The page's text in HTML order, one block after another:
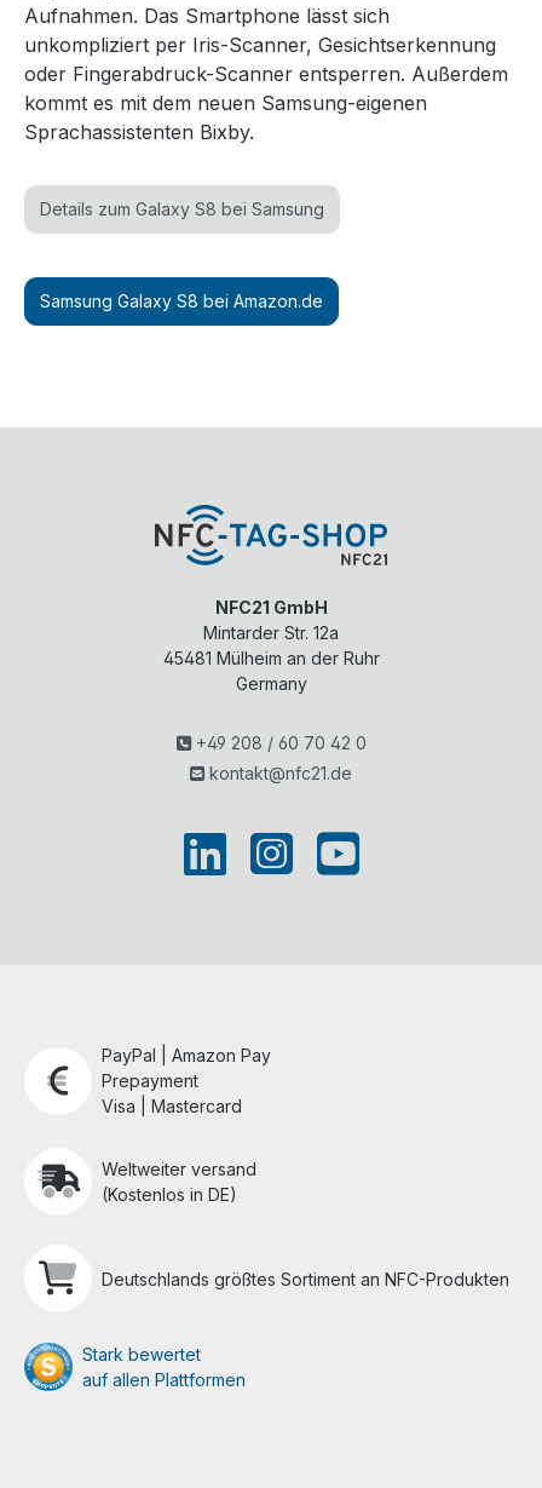
Aufnahmen. Das Smartphone lässt sich
unkompliziert per Iris-Scanner, Gesichtserkennung
oder Fingerabdruck-Scanner entsperren. Außerdem
kommt es mit dem neuen Samsung-eigenen
Sprachassistenten Bixby.
Details zum Galaxy S8 bei Samsung
Samsung Galaxy S8 bei Amazon.de
NFC21 GmbH
Mintarder Str. 12a
45481 Mülheim an der Ruhr
Germany
+49 208 / 60 70 42 0
kontakt@nfc21.de
PayPal | Amazon Pay
Prepayment
Visa | Mastercard
Weltweiter versand
(Kostenlos in DE)
Deutschlands größtes Sortiment an NFC-Produkten
Stark bewertet
auf allen Plattformen